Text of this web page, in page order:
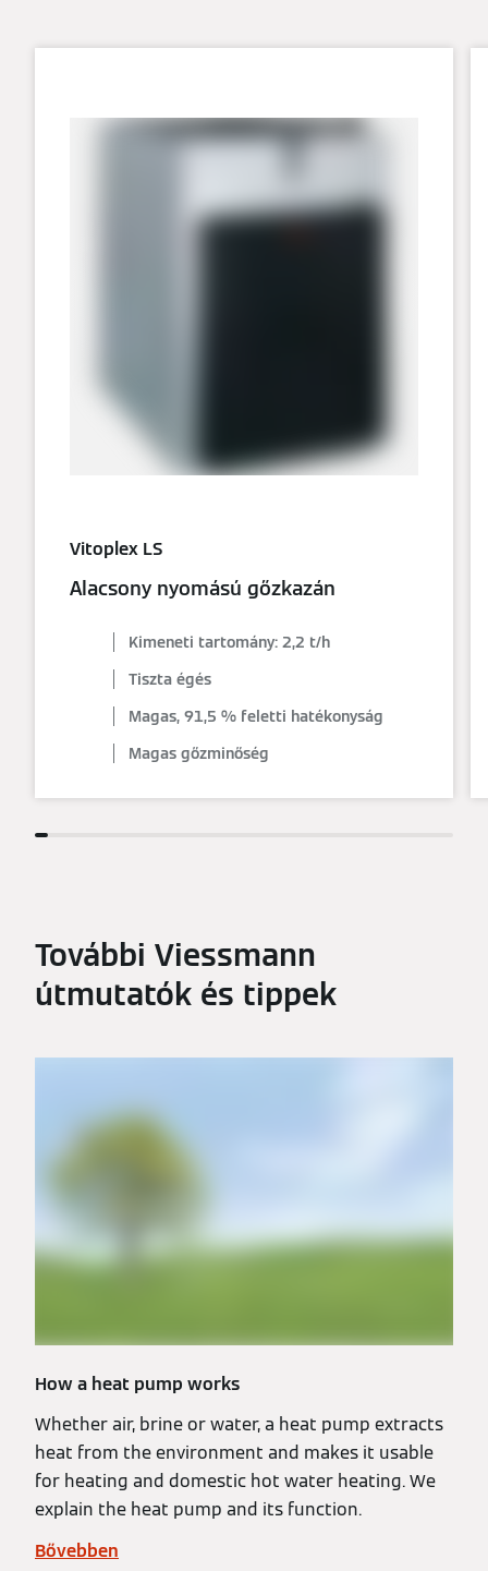
Vitoplex LS
Alacsony nyomású gőzkazán
Kimeneti tartomány: 2,2 t/h
Tiszta égés
Magas, 91,5 % feletti hatékonyság
Magas gőzminőség
További Viessmann
útmutatók és tippek
How a heat pump works
Whether air, brine or water, a heat pump extracts
heat from the environment and makes it usable
for heating and domestic hot water heating. We
explain the heat pump and its function.
Bővebben